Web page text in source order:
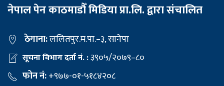
नेपाल पेन काठमाडौँ मिडिया प्रा.लि. द्वारा संचालित
ठेगाना:ललितपुर.म.पा.–३, सानेपा
सूचना विभाग दर्ता नं. :३९०५/२०७९–८०
फोन नं:+९७७-०१-५१८४२०८